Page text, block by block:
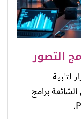
التصور
لتلبية
برامج